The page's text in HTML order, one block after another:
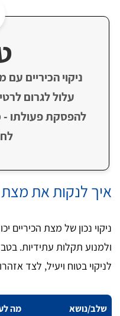
ניקוי הכיריים עם
עלול לגרום
להפסקת פעולתו
איך לנקות את מצת
ניקוי נכון של מצת הכיריים
ולמנוע תקלות עתידיות.
לניקוי בטוח ויעיל, לצד
שלב/נושא מה